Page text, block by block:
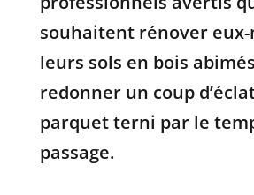
souhaitent rénover eux-
leurs sols en bois
redonner un coup
parquet terni par le
passage.